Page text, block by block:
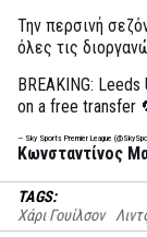
Την περσινή
όλες τις
BREAKING:
on a free transfer
— Sky Sports Premier League
Κωνσταντίνος
TAGS:
Χάρι Γουίλσον